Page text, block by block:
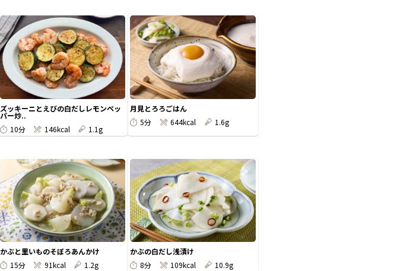
ズッキーニとえびの白だしレモンペッ
パー炒..
10分
146kcal 1.1g
月見とろろごはん
5分
644kcal 1.6g
かぶと里いものそぼろあんかけ
15分
91kcal 1.2g
かぶの白だし浅漬け
8分
109kcal 10.9g